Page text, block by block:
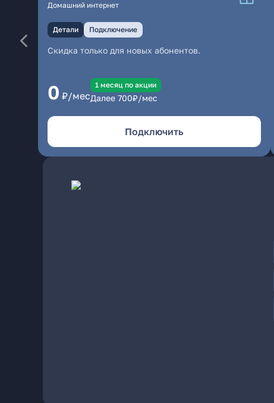
Домашний интернет
Детали Подключение
Скидка только для новых абонентов.
0 ₽/мес
1 месяц по акции
Далее 700₽/мес
Подключить